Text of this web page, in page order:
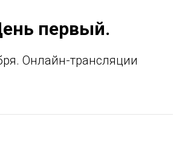
первый.
Онлайн-трансляции